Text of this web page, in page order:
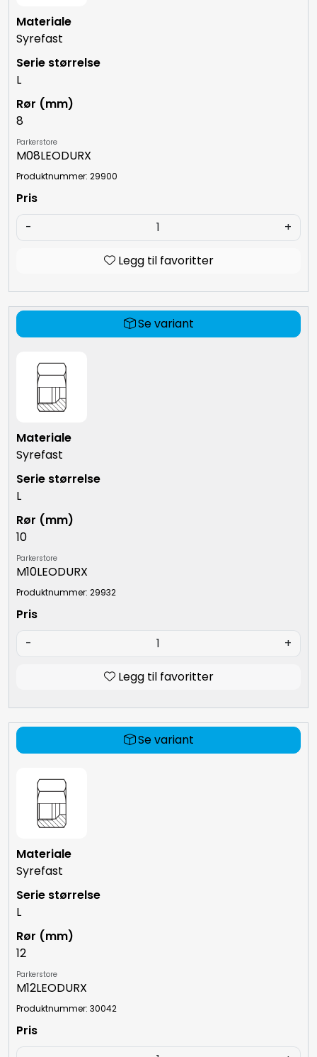
Syrefast
L
8
Parkerstore
M08LEODURX
Produktnummer: 29900
- +
Legg til favoritter
Se variant
Syrefast
L
10
Parkerstore
M10LEODURX
Produktnummer: 29932
- +
Legg til favoritter
Se variant
Syrefast
L
12
Parkerstore
M12LEODURX
Produktnummer: 30042